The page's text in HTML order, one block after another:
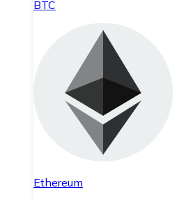
BTC
Ethereum